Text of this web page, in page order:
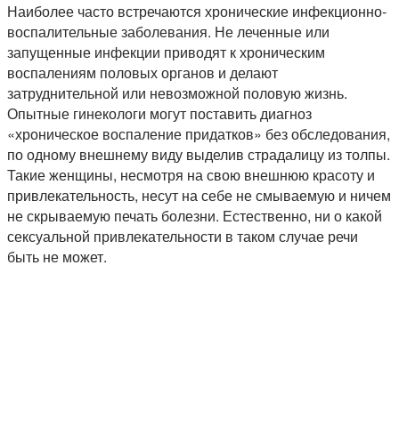
Наиболее часто встречаются хронические инфекционно-
воспалительные заболевания. Не леченные или
запущенные инфекции приводят к хроническим
воспалениям половых органов и делают
затруднительной или невозможной половую жизнь.
Опытные гинекологи могут поставить диагноз
«хроническое воспаление придатков» без обследования,
по одному внешнему виду выделив страдалицу из толпы.
Такие женщины, несмотря на свою внешнюю красоту и
привлекательность, несут на себе не смываемую и ничем
не скрываемую печать болезни. Естественно, ни о какой
сексуальной привлекательности в таком случае речи
быть не может.